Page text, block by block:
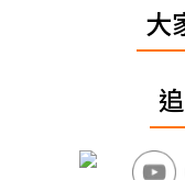
大